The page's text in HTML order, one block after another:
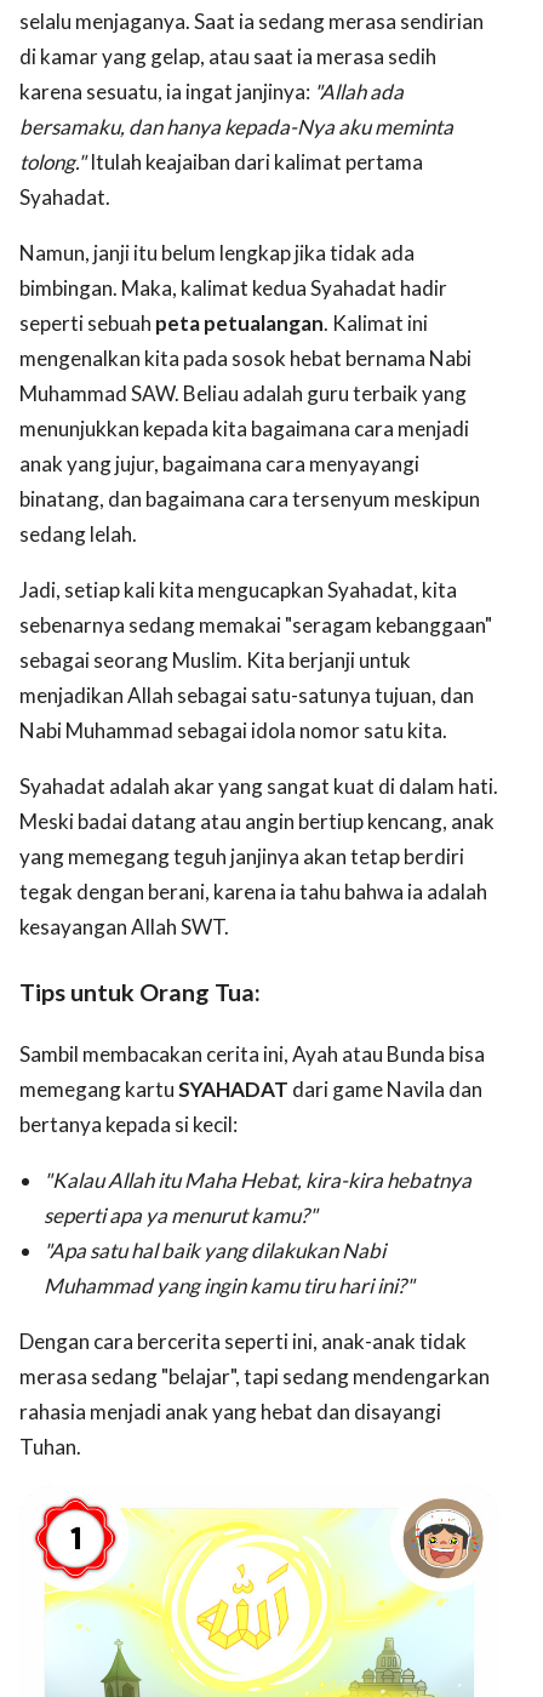
selalu menjaganya. Saat ia sedang merasa sendirian
di kamar yang gelap, atau saat ia merasa sedih
karena sesuatu, ia ingat janjinya: "Allah ada
bersamaku, dan hanya kepada-Nya aku meminta
tolong."Itulah keajaiban dari kalimat pertama
Syahadat.
Namun, janji itu belum lengkap jika tidak ada
bimbingan. Maka, kalimat kedua Syahadat hadir
seperti sebuah peta petualangan. Kalimat ini
mengenalkan kita pada sosok hebat bernama Nabi
Muhammad SAW. Beliau adalah guru terbaik yang
menunjukkan kepada kita bagaimana cara menjadi
anak yang jujur, bagaimana cara menyayangi
binatang, dan bagaimana cara tersenyum meskipun
sedang lelah.
Jadi, setiap kali kita mengucapkan Syahadat, kita
sebenarnya sedang memakai "seragam kebanggaan"
sebagai seorang Muslim. Kita berjanji untuk
menjadikan Allah sebagai satu-satunya tujuan, dan
Nabi Muhammad sebagai idola nomor satu kita.
Syahadat adalah akar yang sangat kuat di dalam hati.
Meski badai datang atau angin bertiup kencang, anak
yang memegang teguh janjinya akan tetap berdiri
tegak dengan berani, karena ia tahu bahwa ia adalah
kesayangan Allah SWT.
Tips untuk Orang Tua:
Sambil membacakan cerita ini, Ayah atau Bunda bisa
memegang kartuSYAHADAT dari game Navila dan
bertanya kepada si kecil:
"Kalau Allah itu Maha Hebat, kira-kira hebatnya
seperti apa ya menurut kamu?"
"Apa satu hal baik yang dilakukan Nabi
Muhammad yang ingin kamu tiru hari ini?"
Dengan cara bercerita seperti ini, anak-anak tidak
merasa sedang "belajar", tapi sedang mendengarkan
rahasia menjadi anak yang hebat dan disayangi
Tuhan.